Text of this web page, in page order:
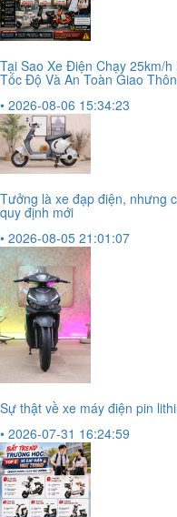
Tại Sao Xe Điện Chạy 25km/
Tốc Độ Và An Toàn Giao
• 2026-08-06 15:34:23
Tưởng là xe đạp điện, nhưng
quy định mới
• 2026-08-05 21:01:07
Sự thật về xe máy điện pin
• 2026-07-31 16:24:59